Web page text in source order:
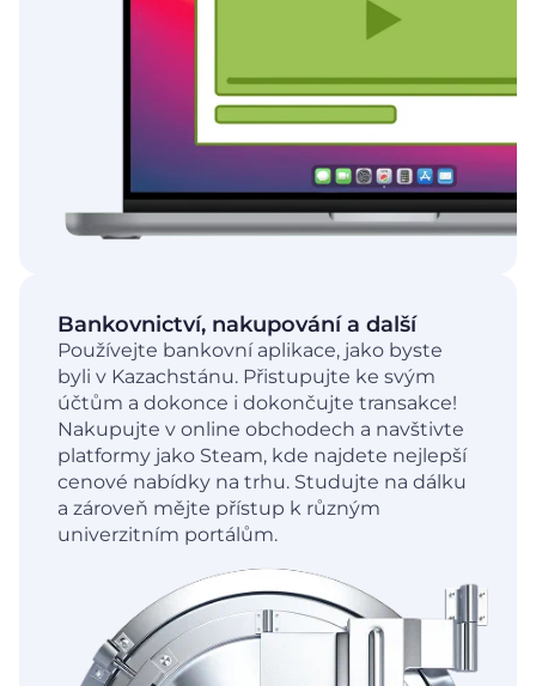
Bankovnictví, nakupování a další
Používejte bankovní aplikace, jako byste
byli v Kazachstánu. Přistupujte ke svým
účtům a dokonce i dokončujte transakce!
Nakupujte v online obchodech a navštivte
platformy jako Steam, kde najdete nejlepší
cenové nabídky na trhu. Studujte na dálku
a zároveň mějte přístup k různým
univerzitním portálům.